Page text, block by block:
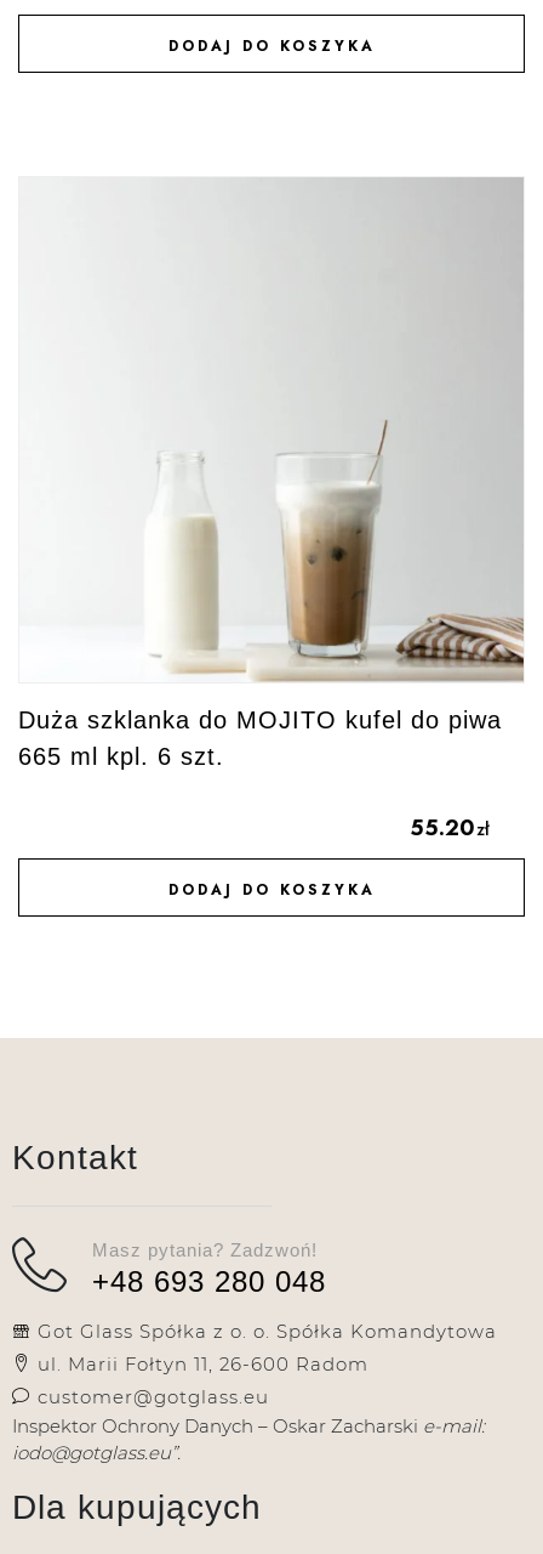
DODAJ DO KOSZYKA
DODAJ DO ULUBIONYCH
Duża szklanka do MOJITO kufel do piwa
665 ml kpl. 6 szt.
55.20zł
DODAJ DO KOSZYKA
DODAJ DO ULUBIONYCH
Kontakt
Masz pytania? Zadzwoń!
+48 693 280 048
Got Glass Spółka z o. o. Spółka Komandytowa
ul. Marii Fołtyn 11, 26-600 Radom
customer@gotglass.eu
Inspektor Ochrony Danych – Oskar Zacharski e-mail:
iodo@gotglass.eu”.
Dla kupujących